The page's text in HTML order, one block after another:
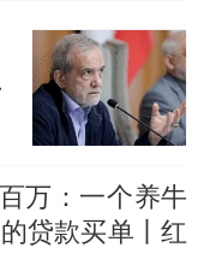
菜刀的女孩，
我回家”改写了
万：一个养牛
贷款买单丨红